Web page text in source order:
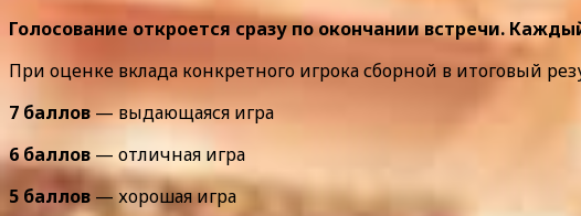
Голосование откроется сразу по окончании встречи.
При оценке вклада конкретного игрока сборной в итоговый
7 баллов — выдающаяся игра
6 баллов — отличная игра
5 баллов — хорошая игра